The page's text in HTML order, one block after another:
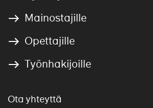
Mainostajille
Opettajille
Työnhakijoille
Ota yhteyttä